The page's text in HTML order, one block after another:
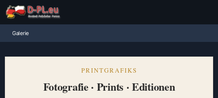
Galerie
PRINTGRAFIKS
Fotografie · Prints · Editionen